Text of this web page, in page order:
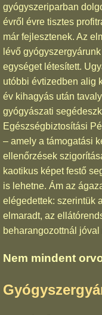
gyógyszeriparban
évről évre tisztes
már fejlesztenek. Az
lévő
egységet létesített.
utóbbi évtizedben alig
év kihagyás után
gyógyászati
Egészségbiztosítási
– amely a támogatási
ellenőrzések
kaotikus képet festő
is lehetne. Ám az
elégedettek: szerintük
elmaradt, az
beharangozottnál
Nem mindent